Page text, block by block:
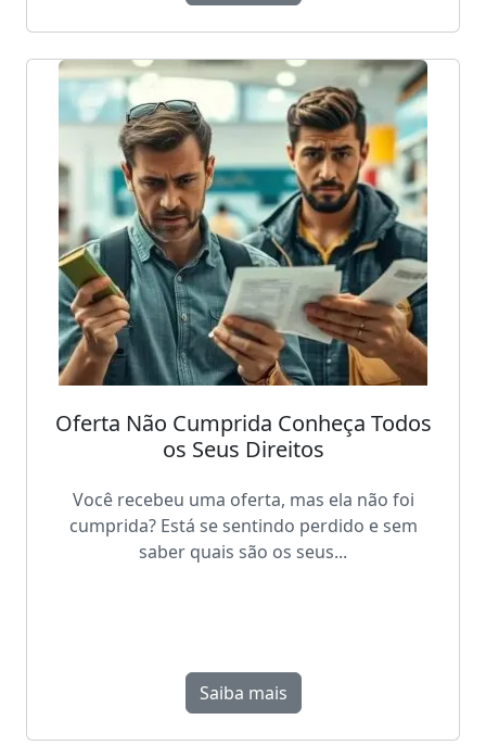
Oferta Não Cumprida Conheça Todos
os Seus Direitos
Você recebeu uma oferta, mas ela não foi
cumprida? Está se sentindo perdido e sem
saber quais são os seus...
Saiba mais